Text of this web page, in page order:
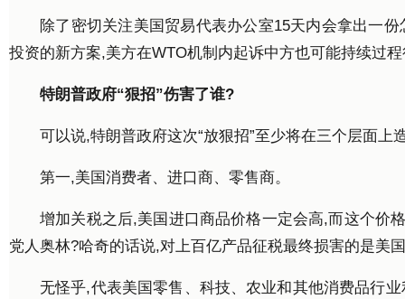
除了密切关注美国贸易代表办公室15天内会拿出一
投资的新方案,美方在WTO机制内起诉中方也可能持续过
特朗普政府“狠招”伤害了谁?
可以说,特朗普政府这次“放狠招”至少将在三个层面上
第一,美国消费者、进口商、零售商。
增加关税之后,美国进口商品价格一定会高,而这个价
党人奥林?哈奇的话说,对上百亿产品征税最终损害的是美
无怪乎,代表美国零售、科技、农业和其他消费品行